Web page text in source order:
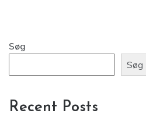
Søg
Søg
Recent Posts